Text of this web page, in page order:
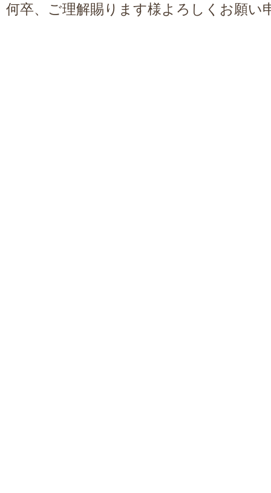
何卒、ご理解賜ります様よろしくお願い